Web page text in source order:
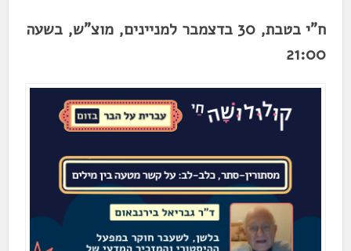
ח"י בטבת, 30 בדצמבר למניינים, מוצ"ש, בשעה
21:00